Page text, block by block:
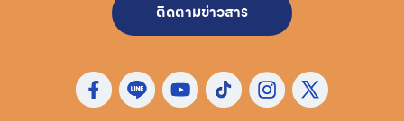
ติดตามข่าวสาร